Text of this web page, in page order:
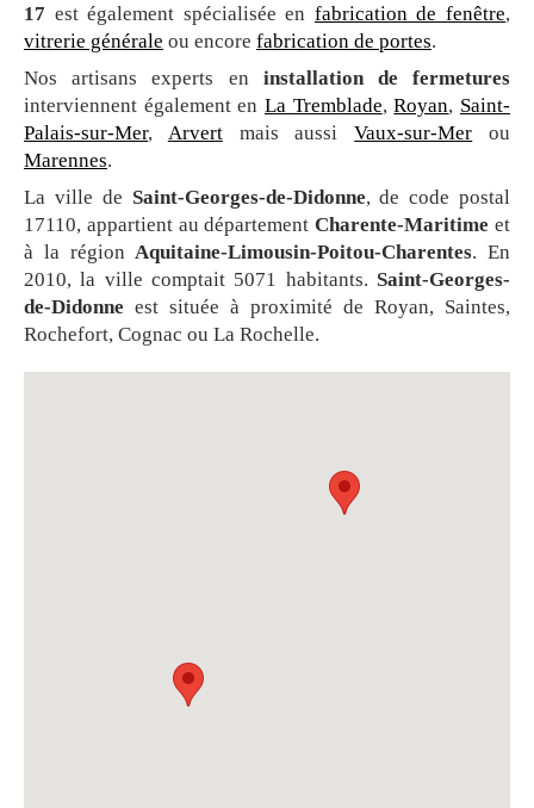
17 est également spécialisée en fabrication de fenêtre,
vitrerie générale ou encore fabrication de portes.
Nos artisans experts en installation de fermetures
interviennent également en La Tremblade,Royan, Saint-
Palais-sur-Mer, Arvertmais aussiVaux-sur-Mer ou
Marennes.
La ville de Saint-Georges-de-Didonne, de code postal
17110, appartient au départementCharente-Maritime et
à la régionAquitaine-Limousin-Poitou-Charentes. En
2010, la ville comptait 5071 habitants. Saint-Georges-
de-Didonne est située à proximité de Royan, Saintes,
Rochefort, Cognac ou La Rochelle.